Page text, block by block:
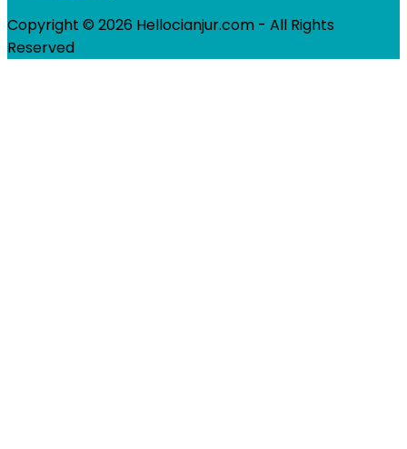
Copyright © 2026 Hellocianjur.com - All Rights
Reserved